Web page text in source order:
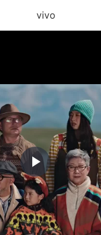
vivo
Play
Video